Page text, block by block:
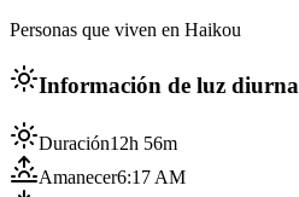
Personas que viven en Haikou
Información de luz diurna
Duración12h 56m
Amanecer6:17 AM